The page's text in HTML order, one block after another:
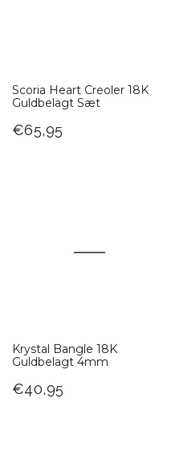
Scoria Heart Creoler 18K
Guldbelagt Sæt
€65,95
Krystal Bangle 18K
Guldbelagt 4mm
€40,95